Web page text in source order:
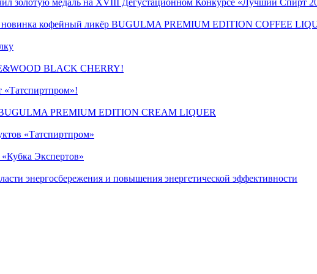
золотую медаль на XVIII Дегустационном Конкурсе «Лучший Спирт
кофейный ликёр BUGULMA PREMIUM EDITION COFFEE
BLACK CHERRY!
«Татспиртпром»!
PREMIUM EDITION CREAM LIQUER
«Татспиртпром»
Экспертов»
энергосбережения и повышения энергетической эффективности